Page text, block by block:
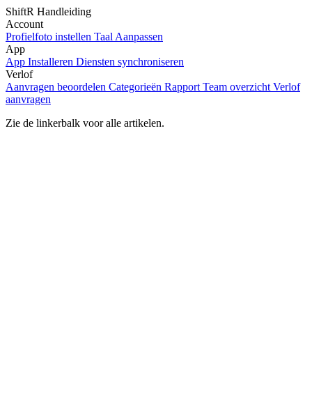
ShiftR Handleiding
Account
Profielfoto instellen Taal Aanpassen
App
App Installeren Diensten synchroniseren
Verlof
Aanvragen beoordelen Categorieën Rapport Team overzicht Verlof
aanvragen
Zie de linkerbalk voor alle artikelen.